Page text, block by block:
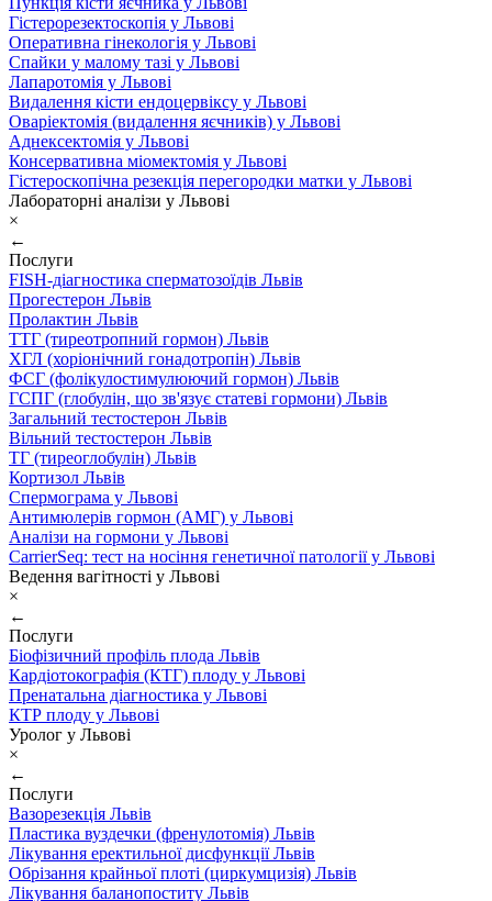
Гістерорезектоскопія у Львові
Оперативна гінекологія у Львові
Спайки у малому тазі у Львові
Лапаротомія у Львові
Видалення кісти ендоцервіксу у Львові
Оваріектомія (видалення яєчників) у Львові
Аднексектомія у Львові
Консервативна міомектомія у Львові
Гістероскопічна резекція перегородки матки у Львові
Лабораторні аналізи у Львові
×
←
Послуги
FISH-діагностика сперматозоїдів Львів
Прогестерон Львів
Пролактин Львів
ТТГ (тиреотропний гормон) Львів
ХГЛ (хоріонічний гонадотропін) Львів
ФСГ (фолікулостимулюючий гормон) Львів
ГСПГ (глобулін, що зв'язує статеві гормони) Львів
Загальний тестостерон Львів
Вільний тестостерон Львів
ТГ (тиреоглобулін) Львів
Кортизол Львів
Спермограма у Львові
Антимюлерів гормон (АМГ) у Львові
Аналізи на гормони у Львові
CarrierSeq: тест на носіння генетичної патології у Львові
Ведення вагітності у Львові
×
←
Послуги
Біофізичний профіль плода Львів
Кардіотокографія (КТГ) плоду у Львові
Пренатальна діагностика у Львові
КТР плоду у Львові
Уролог у Львові
×
←
Послуги
Вазорезекція Львів
Пластика вуздечки (френулотомія) Львів
Лікування еректильної дисфункції Львів
Обрізання крайньої плоті (циркумцизія) Львів
Лікування баланопоститу Львів